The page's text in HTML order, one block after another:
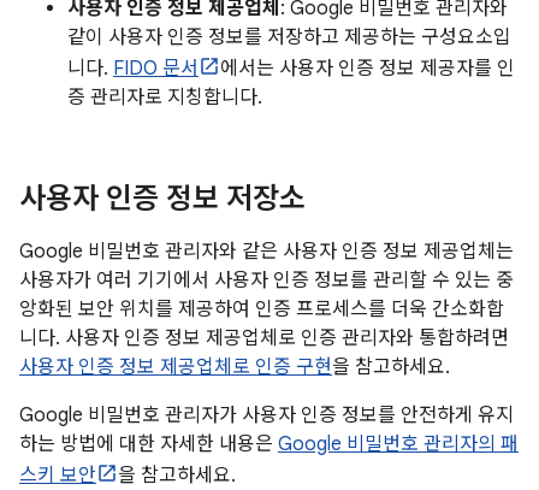
사용자 인증 정보 제공업체 : Google 비밀번호 관리자와
같이 사용자 인증 정보를 저장하고 제공하는 구성요소입
니다. FIDO 문서
에서는 사용자 인증 정보 제공자를 인
증 관리자로 지칭합니다.
사용자 인증 정보 저장소
Google 비밀번호 관리자와 같은 사용자 인증 정보 제공업체는
사용자가 여러 기기에서 사용자 인증 정보를 관리할 수 있는 중
앙화된 보안 위치를 제공하여 인증 프로세스를 더욱 간소화합
니다. 사용자 인증 정보 제공업체로 인증 관리자와 통합하려면
사용자 인증 정보 제공업체로 인증 구현을 참고하세요.
Google 비밀번호 관리자가 사용자 인증 정보를 안전하게 유지
하는 방법에 대한 자세한 내용은 Google 비밀번호 관리자의 패
스키 보안
을 참고하세요.